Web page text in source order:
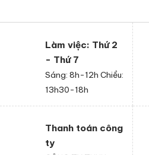
Làm việc: Thứ 2
- Thứ 7
Sáng: 8h-12h Chiều:
13h30-18h
Thanh toán công
ty